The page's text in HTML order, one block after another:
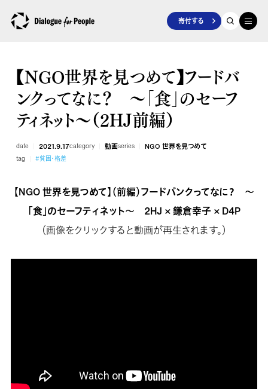
寄付する
【NGO世界を見つめて】フードバ
ンクってなに？ ～「食」のセーフ
ティネット～（2HJ前編）
date 2021.9.17category 動画series NGO 世界を見つめて
tag #貧困・格差
【NGO 世界を見つめて】（前編）フードバンクってなに？ ～
「食」のセーフティネット～ 2HJ × 鎌倉幸子 × D4P
（画像をクリックすると動画が再生されます。）